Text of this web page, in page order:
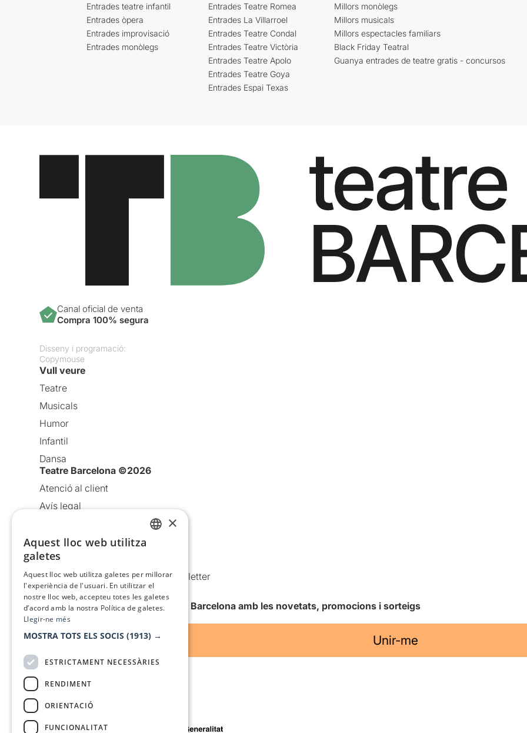
Entrades teatre infantil
Entrades òpera
Entrades improvisació
Entrades monòlegs
Entrades Teatre Romea
Entrades La Villarroel
Entrades Teatre Condal
Entrades Teatre Victòria
Entrades Teatre Apolo
Entrades Teatre Goya
Entrades Espai Texas
Millors monòlegs
Millors musicals
Millors espectacles familiars
Black Friday Teatral
Guanya entrades de teatre gratis - concursos
Canal oficial de venta
Compra 100% segura
Disseny i programació:
Copymouse
Vull veure
Teatre
Musicals
Humor
Infantil
Dansa
Teatre Barcelona ©2026
Atenció al client
Avís legal
Política de cookies
Condicions d’ús
Comunicacions comercials i Newsletter
Anuncia’t
Vull rebre la newsletter de Teatre Barcelona amb les novetats, promocions i sorteigs
Unir-me
Amb el suport de
×
Aquest lloc web utilitza
galetes
Aquest lloc web utilitza galetes per millorar
l'experiència de l'usuari. En utilitzar el
nostre lloc web, accepteu totes les galetes
d’acord amb la nostra Política de galetes.
Llegir-ne més
MOSTRA TOTS ELS SOCIS (1913) →
ESTRICTAMENT NECESSÀRIES
RENDIMENT
ORIENTACIÓ
FUNCIONALITAT